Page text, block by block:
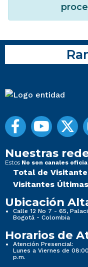
Nuestras
Estos No son canales
Total de
Visitantes
Ubicación
Calle 12 No 7 - 65,
Bogotá - Colombia
Horarios de
Atención Presencial:
Lunes a Viernes de
p.m.